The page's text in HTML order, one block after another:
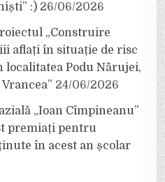
:) 26/06/2026
„Construire
aflați în situație de risc
localitatea Podu Nărujei,
24/06/2026
„Ioan Cîmpineanu”
premiați pentru
în acest an școlar